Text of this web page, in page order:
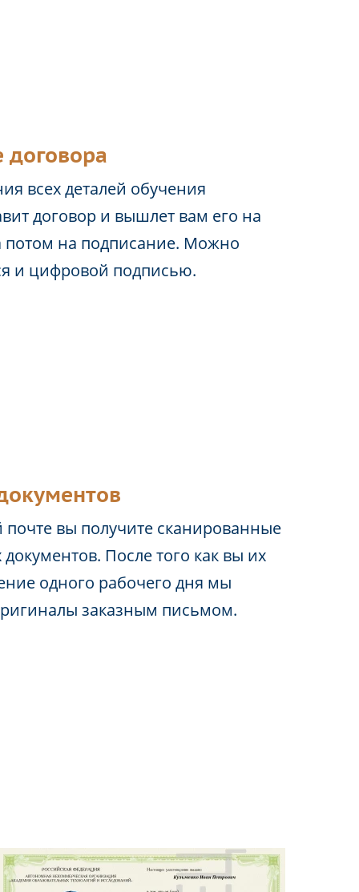
договора
всех деталей обучения
договор и вышлет вам его на
потом на подписание. Можно
и цифровой подписью.
почте вы получите сканированные
После того как вы их
одного рабочего дня мы
заказным письмом.